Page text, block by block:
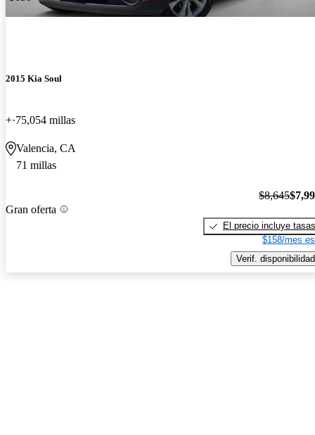
2015 Kia Soul
+ 75,054 millas
Valencia, CA
71 millas
Gran oferta
$8,645
El precio incluye tasas
$158/mes
Verif. disponibilidad